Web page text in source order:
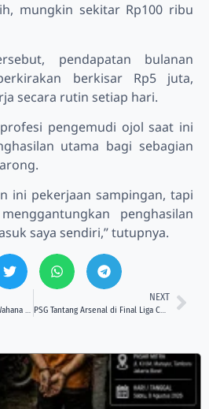
mungkin sekitar Rp100 ribu
pendapatan bulanan
berkisar Rp5 juta,
secara rutin setiap hari.
pengemudi ojol saat ini
utama bagi sebagian
ini pekerjaan sampingan, tapi
penghasilan
saya sendiri,” tutupnya.
Bangun Kesadaran Ekologi, Wahana Mahasiswa Pecinta Alam Unikarta Akan Adakan Nobar “Pesta Babi”
NEXT
PSG Tantang Arsenal di Final Liga Champions 2025/2026